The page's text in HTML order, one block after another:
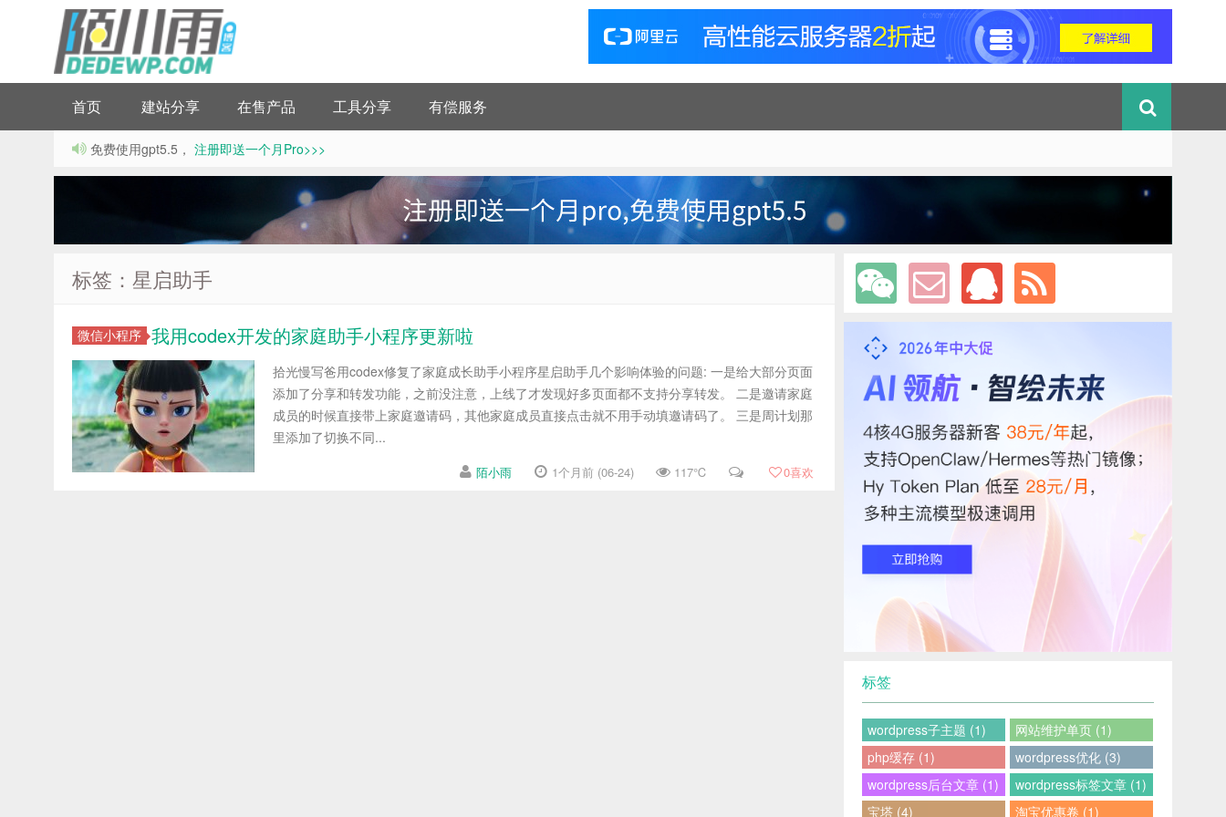
首页 建站分享 在售产品 工具分享 有偿服务
免费使用gpt5.5， 注册即送一个月Pro>>>
标签：星启助手
微信小程序 我用codex开发的家庭助手小程序更新啦
拾光慢写爸用codex修复了家庭成长助手小程序星启助手几个影响体验的问题: 一是给大部分页面
添加了分享和转发功能，之前没注意，上线了才发现好多页面都不支持分享转发。 二是邀请家庭
成员的时候直接带上家庭邀请码，其他家庭成员直接点击就不用手动填邀请码了。 三是周计划那
里添加了切换不同...
陌小雨 1个月前 (06-24) 117℃ 0喜欢
标签
wordpress子主题 (1)
网站维护单页 (1)
php缓存 (1)
wordpress优化 (3)
wordpress后台文章 (1)
wordpress标签文章 (1)
宝塔 (4)
淘宝优惠卷 (1)